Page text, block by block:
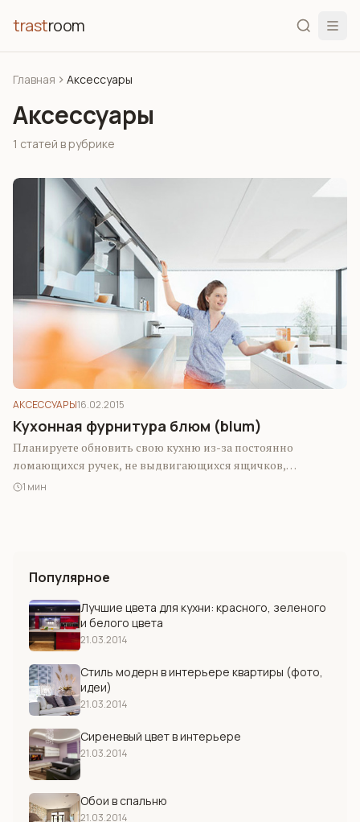
trastroom
Главная Аксессуары
Аксессуары
1 статей в рубрике
АКСЕССУАРЫ16.02.2015
Кухонная фурнитура блюм (blum)
Планируете обновить свою кухню из-за постоянно
ломающихся ручек, не выдвигающихся ящичков,
трескающихся петель на шкафах?
1 мин
Популярное
Лучшие цвета для кухни: красного, зеленого
и белого цвета
21.03.2014
Стиль модерн в интерьере квартиры (фото,
идеи)
21.03.2014
Сиреневый цвет в интерьере
21.03.2014
Обои в спальню
21.03.2014